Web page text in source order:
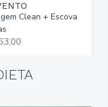
Clean + Escova